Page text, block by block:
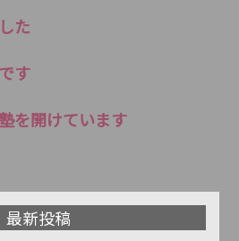
た
す
を開けています
最新投稿